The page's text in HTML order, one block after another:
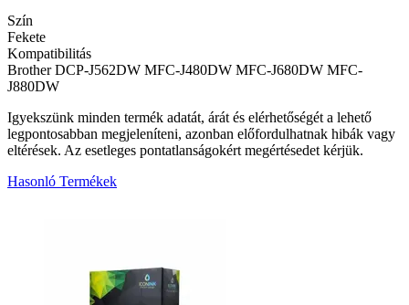
Szín
Fekete
Kompatibilitás
Brother DCP-J562DW MFC-J480DW MFC-J680DW MFC-
J880DW
Igyekszünk minden termék adatát, árát és elérhetőségét a lehető
legpontosabban megjeleníteni, azonban előfordulhatnak hibák vagy
eltérések. Az esetleges pontatlanságokért megértésedet kérjük.
Hasonló Termékek